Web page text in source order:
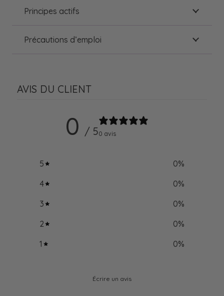
Principes actifs
Précautions d’emploi
AVIS DU CLIENT
0 / 50 avis
5 0%
4
0%
3
0%
2
0%
1
0%
Écrire un avis